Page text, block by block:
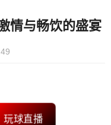
情与畅饮的盛宴
玩球直播